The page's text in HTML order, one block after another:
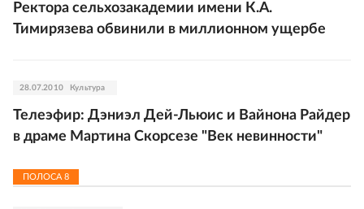
Ректора сельхозакадемии имени К.А.
Тимирязева обвинили в миллионном ущербе
28.07.2010 Культура
Телеэфир: Дэниэл Дей-Льюис и Вайнона Райдер
в драме Мартина Скорсезе "Век невинности"
ПОЛОСА 8